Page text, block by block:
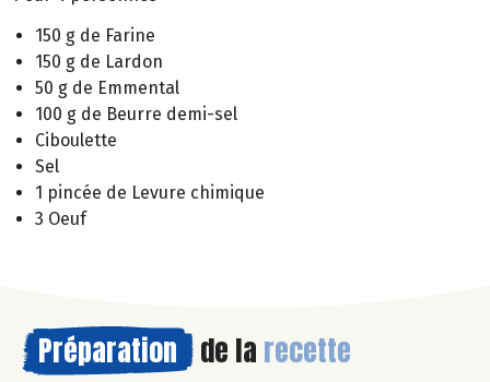
150 g de Farine
150 g de Lardon
50 g de Emmental
100 g de Beurre demi-sel
Ciboulette
Sel
1 pincée de Levure chimique
3 Oeuf
Préparation de la recette